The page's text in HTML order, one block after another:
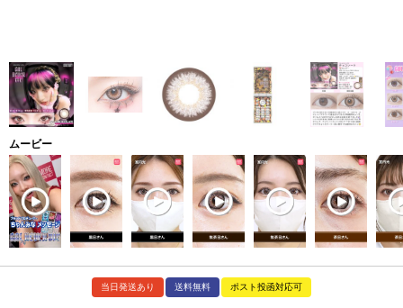
ムービー
当日発送あり 送料無料 ポスト投函対応可